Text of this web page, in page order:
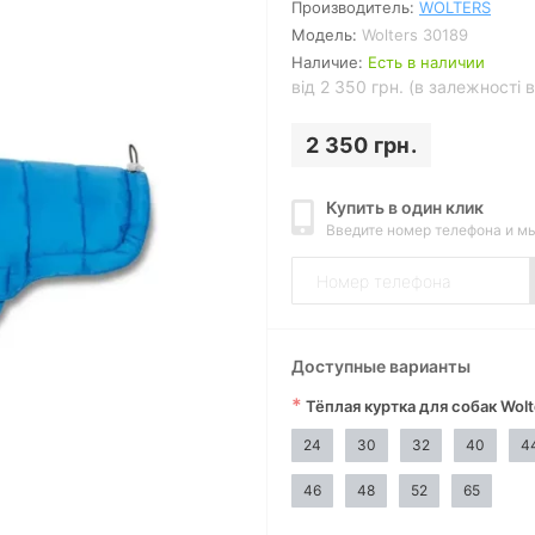
Смотреть видео
Производитель: WOLTERS
Модель: Wolters 30189
Наличие: Есть в наличии
від 2 350 грн. (в залежності
2 350 грн.
Купить в один клик
Введите номер телефона и
Доступные варианты
* Тёплая куртка для собак
24 30 32 40
46 48 52 65